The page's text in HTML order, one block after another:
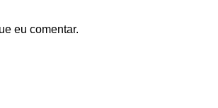
eu comentar.